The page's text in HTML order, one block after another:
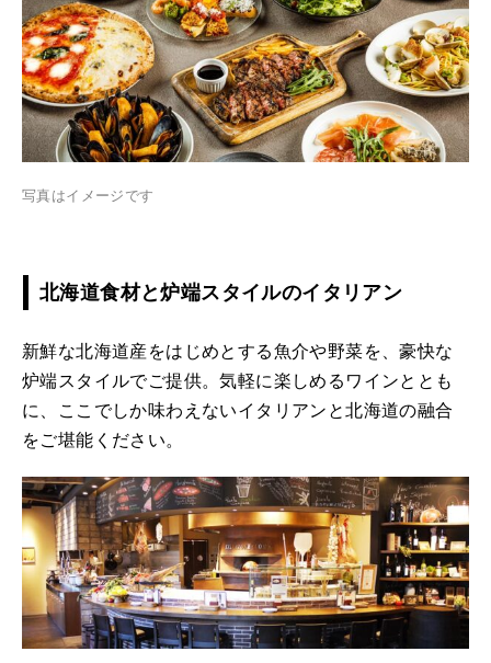
写真はイメージです
北海道食材と炉端スタイルのイタリアン
新鮮な北海道産をはじめとする魚介や野菜を、豪快な
炉端スタイルでご提供。気軽に楽しめるワインととも
に、ここでしか味わえないイタリアンと北海道の融合
をご堪能ください。